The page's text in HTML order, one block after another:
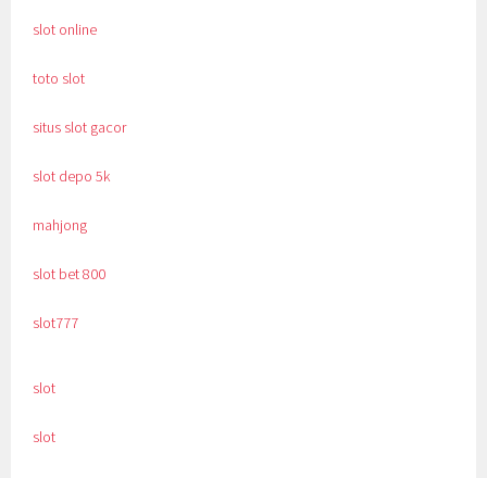
slot online
toto slot
situs slot gacor
slot depo 5k
mahjong
slot bet 800
slot777
slot
slot